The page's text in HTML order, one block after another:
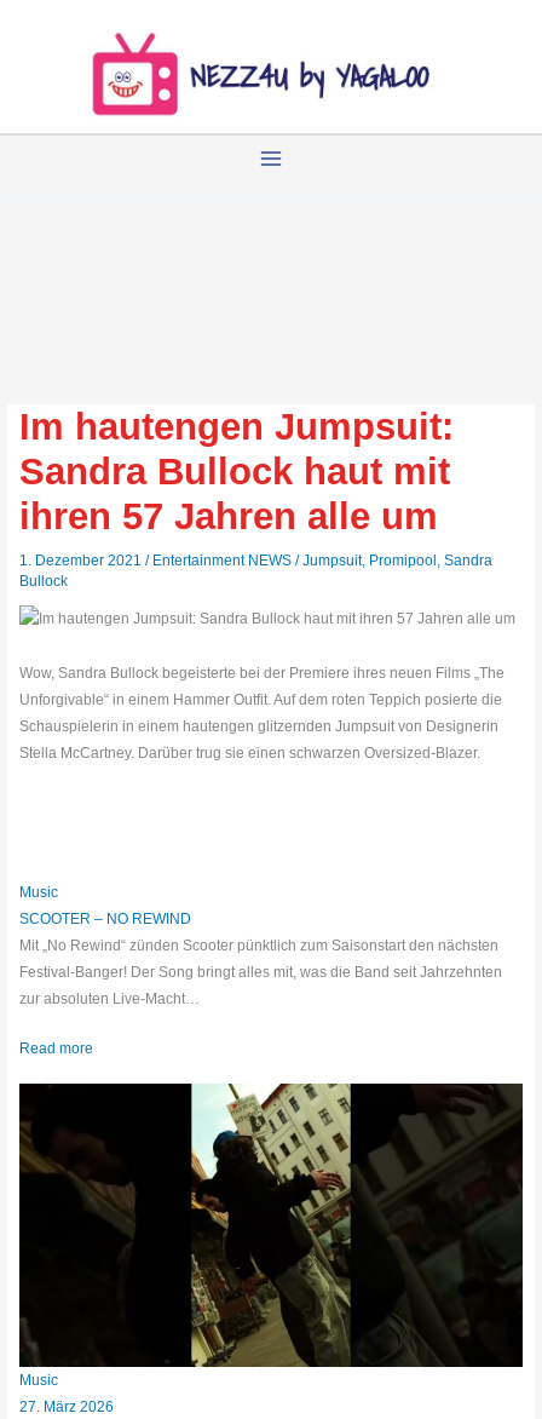
Im hautengen Jumpsuit:
Sandra Bullock haut mit
ihren 57 Jahren alle um
1. Dezember 2021/ Entertainment NEWS /Jumpsuit, Promipool ,Sandra
Bullock
Wow, Sandra Bullock begeisterte bei der Premiere ihres neuen Films „The
Unforgivable“ in einem Hammer Outfit. Auf dem roten Teppich posierte die
Schauspielerin in einem hautengen glitzernden Jumpsuit von Designerin
Stella McCartney. Darüber trug sie einen schwarzen Oversized-Blazer.
Music
SCOOTER – NO REWIND
Mit „No Rewind“ zünden Scooter pünktlich zum Saisonstart den nächsten
Festival-Banger! Der Song bringt alles mit, was die Band seit Jahrzehnten
zur absoluten Live-Macht…
Read more
Music
27. März 2026